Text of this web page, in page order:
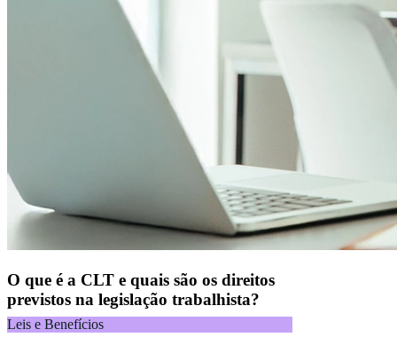
O que é a CLT e quais são os direitos
previstos na legislação trabalhista?
Leis e Benefícios